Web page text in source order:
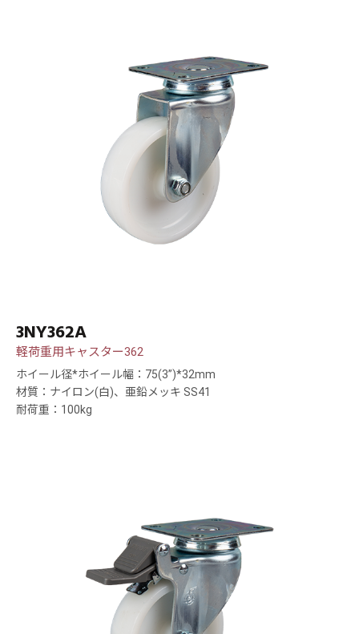
3NY362A
軽荷重用キャスター362
ホイール径*ホイール幅：75(3”)*32mm
材質：ナイロン(白)、亜鉛メッキ SS41
耐荷重：100kg